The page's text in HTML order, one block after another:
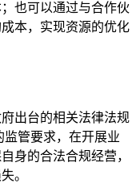
也可以通过与合作伙
本，实现资源的优化
出台的相关法律法规
管要求，在开展业
身的合法合规经营，
。